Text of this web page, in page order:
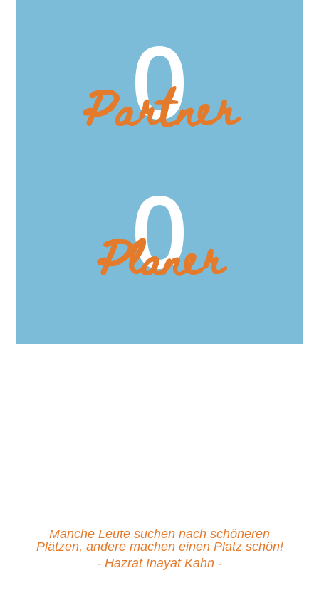
0
Partner
0
Planer
Manche Leute suchen nach schöneren
Plätzen, andere machen einen Platz schön!
- Hazrat Inayat Kahn -